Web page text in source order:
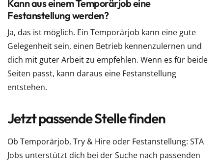
Kann aus einem Temporärjob eine
Festanstellung werden?
Ja, das ist möglich. Ein Temporärjob kann eine gute
Gelegenheit sein, einen Betrieb kennenzulernen und
dich mit guter Arbeit zu empfehlen. Wenn es für beide
Seiten passt, kann daraus eine Festanstellung
entstehen.
Jetzt passende Stelle finden
Ob Temporärjob, Try & Hire oder Festanstellung: STA
Jobs unterstützt dich bei der Suche nach passenden